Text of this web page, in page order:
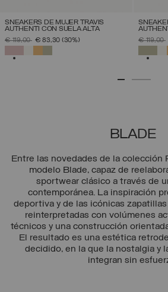
SNEAKERS DE MUJER TRAVIS
AUTHENTI CON SUELA ALTA
PRECIO REBAJADO DE
€ 119,00A€ 83,30 (30%)
PRECIO
€ 119,00
BLADE
Entre las novedades de la colección
modelo Blade, capaz de
sportwear clásico a través de
contemporánea. La inspiración
deportiva y de las icónicas
reinterpretadas con volúmenes
técnicos y una construcción
El resultado es una estética
decidido, en la que la nostalgia y
integran sin